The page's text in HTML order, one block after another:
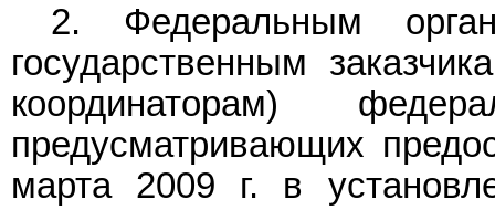
2. Федеральным
государственным
координаторам)
предусматривающих
марта 2009 г. в